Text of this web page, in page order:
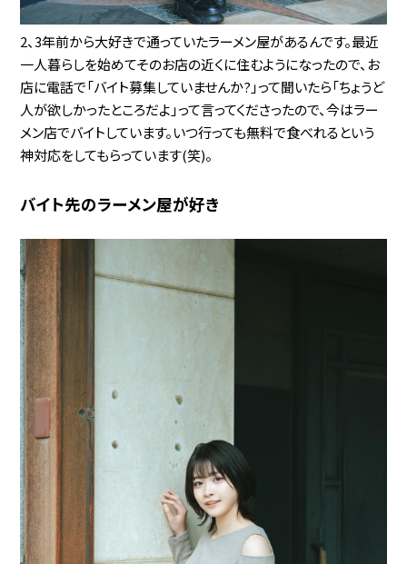
2、3年前から大好きで通っていたラーメン屋があるんです。最近
一人暮らしを始めてそのお店の近くに住むようになったので、お
店に電話で「バイト募集していませんか?」って聞いたら「ちょうど
人が欲しかったところだよ」って言ってくださったので、今はラー
メン店でバイトしています。いつ行っても無料で食べれるという
神対応をしてもらっています(笑)。
バイト先のラーメン屋が好き